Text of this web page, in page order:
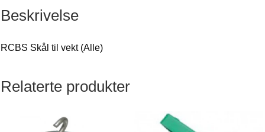
Beskrivelse
RCBS Skål til vekt (Alle)
Relaterte produkter